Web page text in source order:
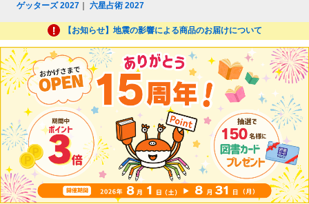
ゲッターズ 2027 ｜六星占術 2027
【お知らせ】地震の影響による商品のお届けについて